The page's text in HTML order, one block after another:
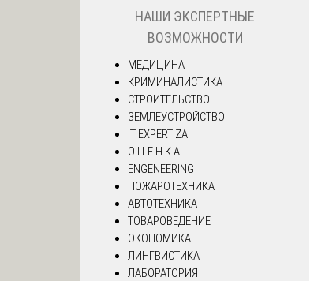
НАШИ ЭКСПЕРТНЫЕ
ВОЗМОЖНОСТИ
МЕДИЦИНА
КРИМИНАЛИСТИКА
СТРОИТЕЛЬСТВО
ЗЕМЛЕУСТРОЙСТВО
IT EXPERTIZA
О Ц Е Н К А
ENGENEERING
ПОЖАРОТЕХНИКА
АВТОТЕХНИКА
ТОВАРОВЕДЕНИЕ
ЭКОНОМИКА
ЛИНГВИСТИКА
ЛАБОРАТОРИЯ